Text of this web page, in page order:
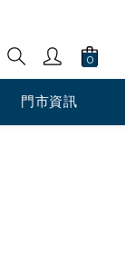
門市資訊